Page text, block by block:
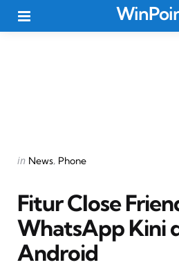
Categories
Posted
in News Phone
Fitur Close
WhatsApp Kini
Android